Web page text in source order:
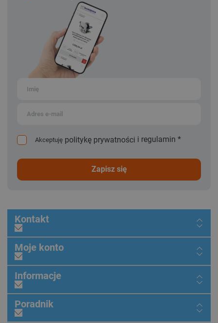
Akceptuję politykę prywatności i regulamin *
zapisz się
Kontakt
Moje konto
Informacje
Poradnik